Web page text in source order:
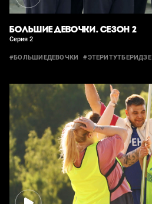
БОЛЬШИЕ ДЕВОЧКИ. СЕЗОН 2
Серия 2
#БОЛЬШИЕДЕВОЧКИ #ЭТЕРИТУТБЕРИДЗЕ